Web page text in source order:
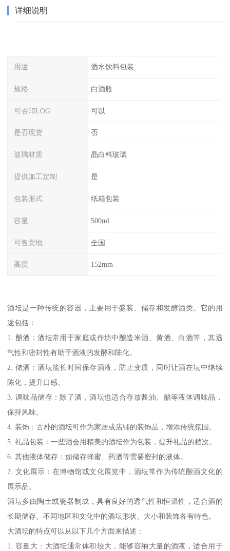
详细说明
用途 酒水饮料包装
规格 白酒瓶
可否印LOG 可以
是否现货 否
玻璃材质 晶白料玻璃
提供加工定制 是
包装形式 纸箱包装
容量 500ml
可售卖地 全国
高度 152mm
酒坛是一种传统的容器，主要用于盛装、储存和发酵酒类。它的用
途包括：
1. 酿酒：酒坛常用于家庭或作坊中酿造米酒、黄酒、白酒等，其透
气性和密封性有助于酒液的发酵和陈化。
2. 储酒：酒坛能长时间保存酒液，防止变质，同时让酒在坛中继续
陈化，提升口感。
3. 调味品储存：除了酒，酒坛也适合存放酱油、醋等液体调味品，
保持风味。
4. 装饰：古朴的酒坛可作为家居或店铺的装饰品，增添传统氛围。
5. 礼品包装：一些酒会用精美的酒坛作为包装，提升礼品的档次。
6. 其他液体储存：如储存蜂蜜、药酒等需要密封的液体。
7. 文化展示：在博物馆或文化展览中，酒坛常作为传统酿酒文化的
展示品。
酒坛多由陶土或瓷器制成，具有良好的透气性和恒温性，适合酒的
长期储存。不同地区和文化中的酒坛形状、大小和装饰各有特色。
大酒坛的特点可以从以下几个方面来描述：
1. 容量大：大酒坛通常体积较大，能够容纳大量的酒液，适合用于